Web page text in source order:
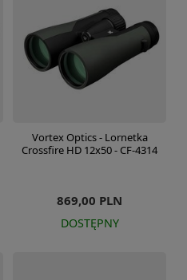
Vortex Optics - Lornetka
Crossfire HD 12x50 - CF-4314
869,00 PLN
DOSTĘPNY